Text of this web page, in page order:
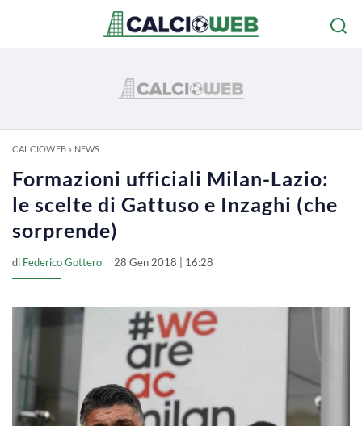
CALCIOWEB» NEWS
Formazioni ufficiali Milan-Lazio:
le scelte di Gattuso e Inzaghi (che
sorprende)
di Federico Gottero 28 Gen 2018 | 16:28